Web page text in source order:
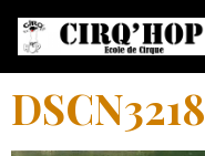
DSCN3218